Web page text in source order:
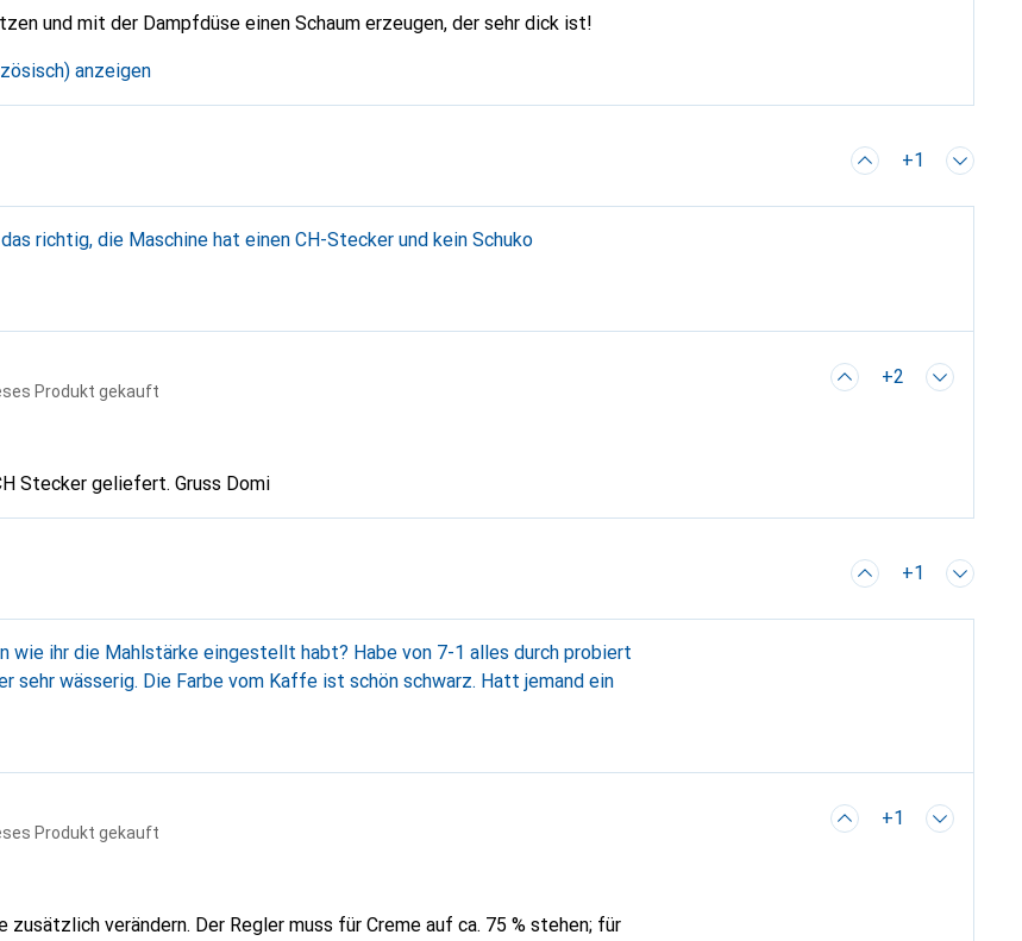
und mit der Dampfdüse einen Schaum erzeugen, der sehr dick ist!
anzeigen
+1
richtig, die Maschine hat einen CH-Stecker und kein Schuko
Produkt gekauft
+2
Stecker geliefert. Gruss Domi
+1
wie ihr die Mahlstärke eingestellt habt? Habe von 7-1 alles durch probiert
sehr wässerig. Die Farbe vom Kaffe ist schön schwarz. Hatt jemand ein
Produkt gekauft
+1
muss für Creme auf ca. 75 % stehen; für